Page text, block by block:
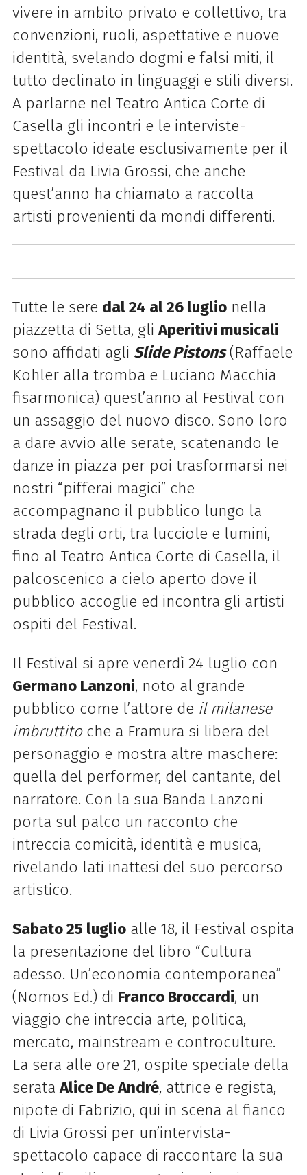
vivere in ambito privato e collettivo, tra
convenzioni, ruoli, aspettative e nuove
identità, svelando dogmi e falsi miti, il
tutto declinato in linguaggi e stili diversi.
A parlarne nel Teatro Antica Corte di
Casella gli incontri e le interviste-
spettacolo ideate esclusivamente per il
Festival da Livia Grossi, che anche
quest’anno ha chiamato a raccolta
artisti provenienti da mondi differenti.
Tutte le sere dal 24 al 26 luglionella
piazzetta di Setta, gliAperitivi musicali
sono affidati agli Slide Pistons(Raffaele
Kohler alla tromba e Luciano Macchia
fisarmonica) quest’anno al Festival con
un assaggio del nuovo disco. Sono loro
a dare avvio alle serate, scatenando le
danze in piazza per poi trasformarsi nei
nostri “pifferai magici” che
accompagnano il pubblico lungo la
strada degli orti, tra lucciole e lumini,
fino al Teatro Antica Corte di Casella, il
palcoscenico a cielo aperto dove il
pubblico accoglie ed incontra gli artisti
ospiti del Festival.
Il Festival si apre venerdì 24 luglio con
Germano Lanzoni, noto al grande
pubblico come l’attore de il milanese
imbruttitoche a Framura si libera del
personaggio e mostra altre maschere:
quella del performer, del cantante, del
narratore. Con la sua Banda Lanzoni
porta sul palco un racconto che
intreccia comicità, identità e musica,
rivelando lati inattesi del suo percorso
artistico.
Sabato 25 luglioalle 18, il Festival ospita
la presentazione del libro “Cultura
adesso. Un’economia contemporanea”
(Nomos Ed.) di Franco Broccardi, un
viaggio che intreccia arte, politica,
mercato, mainstream e controculture.
La sera alle ore 21, ospite speciale della
serataAlice De André, attrice e regista,
nipote di Fabrizio, qui in scena al fianco
di Livia Grossi per un’intervista-
spettacolo capace di raccontare la sua